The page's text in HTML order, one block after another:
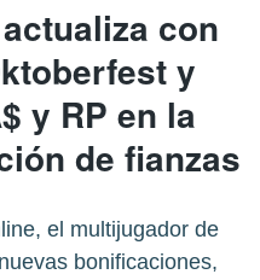
con
y
y RP en la
de fianzas
el multijugador de
bonificaciones,